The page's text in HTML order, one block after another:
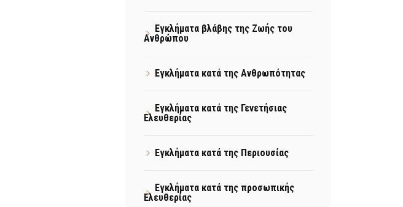
Εγκλήματα βλάβης της Ζωής του
Ανθρώπου
Εγκλήματα κατά της Ανθρωπότητας
Εγκλήματα κατά της Γενετήσιας
Ελευθερίας
Εγκλήματα κατά της Περιουσίας
Εγκλήματα κατά της προσωπικής
Ελευθερίας